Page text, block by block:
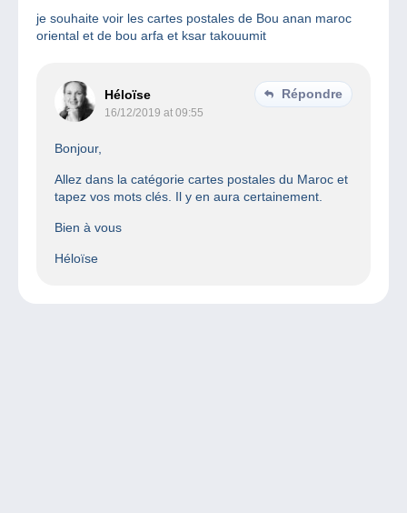
je souhaite voir les cartes postales de Bou anan maroc
oriental et de bou arfa et ksar takouumit
Héloïse
16/12/2019 at 09:55
Répondre
Bonjour,
Allez dans la catégorie cartes postales du Maroc et
tapez vos mots clés. Il y en aura certainement.
Bien à vous
Héloïse